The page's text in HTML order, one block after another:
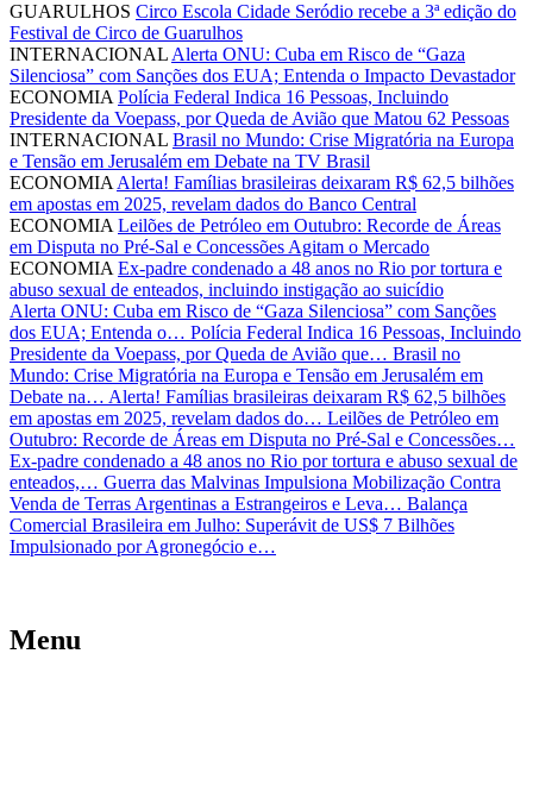
GUARULHOS Circo Escola Cidade Seródio recebe a 3ª edição do
Festival de Circo de Guarulhos
INTERNACIONAL Alerta ONU: Cuba em Risco de “Gaza
Silenciosa” com Sanções dos EUA; Entenda o Impacto Devastador
ECONOMIA Polícia Federal Indica 16 Pessoas, Incluindo
Presidente da Voepass, por Queda de Avião que Matou 62 Pessoas
INTERNACIONAL Brasil no Mundo: Crise Migratória na Europa
e Tensão em Jerusalém em Debate na TV Brasil
ECONOMIA Alerta! Famílias brasileiras deixaram R$ 62,5 bilhões
em apostas em 2025, revelam dados do Banco Central
ECONOMIA Leilões de Petróleo em Outubro: Recorde de Áreas
em Disputa no Pré-Sal e Concessões Agitam o Mercado
ECONOMIA Ex-padre condenado a 48 anos no Rio por tortura e
abuso sexual de enteados, incluindo instigação ao suicídio
Alerta ONU: Cuba em Risco de “Gaza Silenciosa” com Sanções
dos EUA; Entenda o… Polícia Federal Indica 16 Pessoas, Incluindo
Presidente da Voepass, por Queda de Avião que… Brasil no
Mundo: Crise Migratória na Europa e Tensão em Jerusalém em
Debate na… Alerta! Famílias brasileiras deixaram R$ 62,5 bilhões
em apostas em 2025, revelam dados do… Leilões de Petróleo em
Outubro: Recorde de Áreas em Disputa no Pré-Sal e Concessões…
Ex-padre condenado a 48 anos no Rio por tortura e abuso sexual de
enteados,… Guerra das Malvinas Impulsiona Mobilização Contra
Venda de Terras Argentinas a Estrangeiros e Leva… Balança
Comercial Brasileira em Julho: Superávit de US$ 7 Bilhões
Impulsionado por Agronegócio e…
Menu